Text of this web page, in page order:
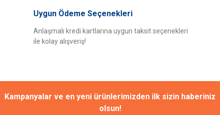
Uygun Ödeme Seçenekleri
Anlaşmalı kredi kartlarına uygun taksit seçenekleri
ile kolay alışveriş!
Kampanyalar ve en yeni ürünlerimizden ilk sizin haberiniz
olsun!